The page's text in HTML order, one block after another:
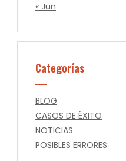
« Jun
Categorías
BLOG
CASOS DE ÉXITO
NOTICIAS
POSIBLES ERRORES